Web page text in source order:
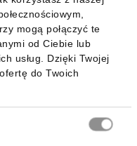
mogą połączyć te
od Ciebie lub
usług. Dzięki Twojej
do Twoich
mobilną: